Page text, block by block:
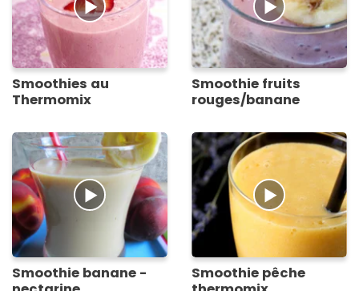
Smoothies au
Thermomix
Smoothie fruits
rouges/banane
Smoothie banane -
Smoothie pêche